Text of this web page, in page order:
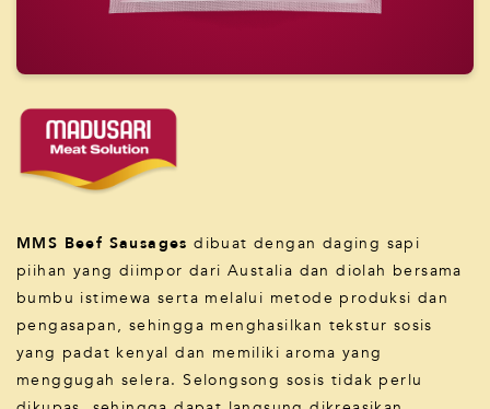
MMS Beef Sausages dibuat dengan daging sapi
piihan yang diimpor dari Austalia dan diolah bersama
bumbu istimewa serta melalui metode produksi dan
pengasapan, sehingga menghasilkan tekstur sosis
yang padat kenyal dan memiliki aroma yang
menggugah selera. Selongsong sosis tidak perlu